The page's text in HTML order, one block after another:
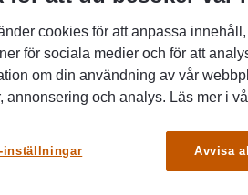
lagd person som är intresserad
Då är det här jobbet för dig! Just
till vår kund i
Tjänsten som elmontör innebär
cookies för att anpassa
för sociala medier och för att
om din användning av vår
annonsering och analys. Läs mer i
Avvisa
inställningar